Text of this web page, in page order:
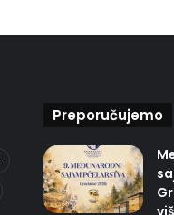
Preporučujemo